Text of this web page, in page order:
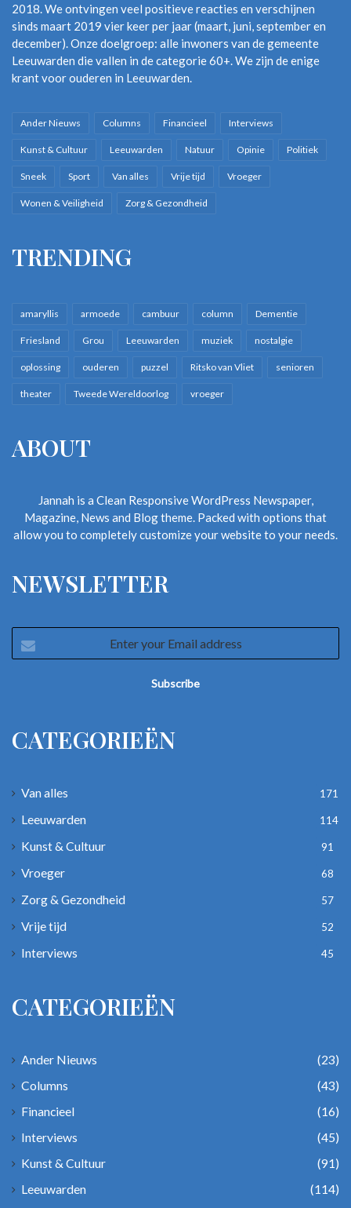
2018. We ontvingen veel positieve reacties en verschijnen
sinds maart 2019 vier keer per jaar (maart, juni, september en
december). Onze doelgroep: alle inwoners van de gemeente
Leeuwarden die vallen in de categorie 60+. We zijn de enige
krant voor ouderen in Leeuwarden.
Ander Nieuws Columns Financieel Interviews
Kunst & Cultuur Leeuwarden Natuur Opinie Politiek
Sneek Sport Van alles Vrije tijd Vroeger
Wonen & Veiligheid Zorg & Gezondheid
TRENDING
amaryllis armoede cambuur column Dementie
Friesland Grou Leeuwarden muziek nostalgie
oplossing ouderen puzzel Ritsko van Vliet senioren
theater Tweede Wereldoorlog vroeger
ABOUT
Jannah is a Clean Responsive WordPress Newspaper,
Magazine, News and Blog theme. Packed with options that
allow you to completely customize your website to your needs.
NEWSLETTER
your
CATEGORIEËN
Van alles 171
Leeuwarden 114
Kunst & Cultuur 91
Vroeger 68
Zorg & Gezondheid 57
Vrije tijd 52
Interviews 45
CATEGORIEËN
Ander Nieuws
(23)
Columns
(43)
Financieel
(16)
Interviews
(45)
Kunst & Cultuur
(91)
Leeuwarden
(114)